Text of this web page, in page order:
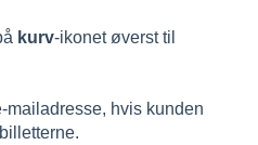
kurv-ikonet øverst til
mailadresse, hvis kunden